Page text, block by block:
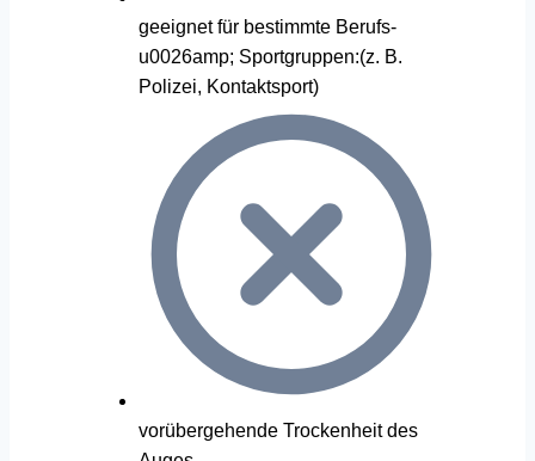
geeignet für bestimmte Berufs-
u0026amp; Sportgruppen:(z. B.
Polizei, Kontaktsport)
vorübergehende Trockenheit des